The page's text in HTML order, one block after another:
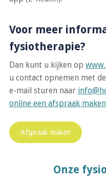
Voor meer
fysiotherapie?
Dan kunt u kijken op
u contact opnemen met
e-mail sturen naar
online een afspraak maken
Afspraak maken
Onze